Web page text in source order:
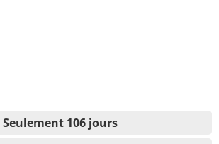
Seulement 106 jours